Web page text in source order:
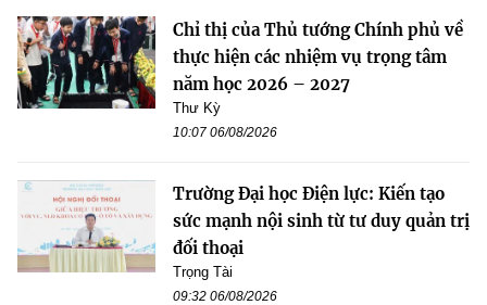
Chỉ thị của Thủ tướng Chính phủ về
thực hiện các nhiệm vụ trọng tâm
năm học 2026 – 2027
Thư Kỳ
10:07 06/08/2026
Trường Đại học Điện lực: Kiến tạo
sức mạnh nội sinh từ tư duy quản trị
đối thoại
Trọng Tài
09:32 06/08/2026